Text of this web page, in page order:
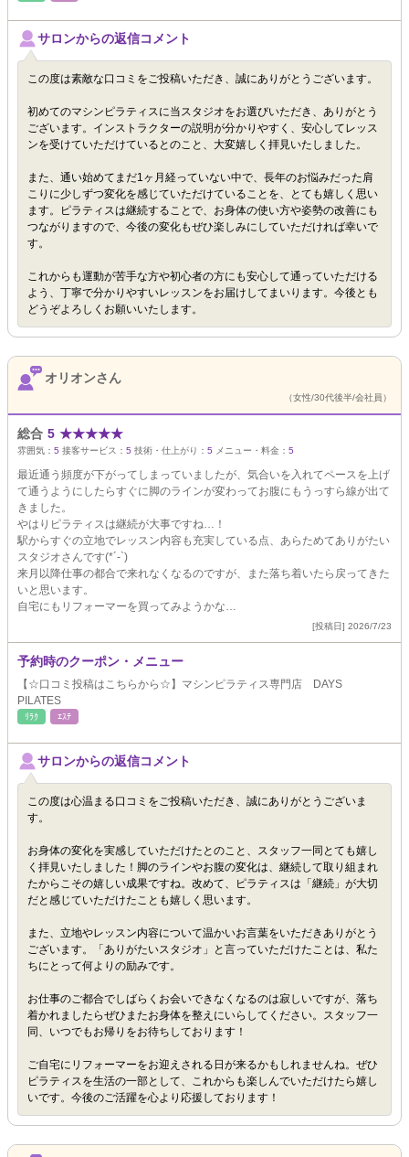
サロンからの返信コメント
この度は素敵な口コミをご投稿いただき、誠にありがとうございます。
初めてのマシンピラティスに当スタジオをお選びいただき、ありがとう
ございます。インストラクターの説明が分かりやすく、安心してレッス
ンを受けていただけているとのこと、大変嬉しく拝見いたしました。
また、通い始めてまだ1ヶ月経っていない中で、長年のお悩みだった肩
こりに少しずつ変化を感じていただけていることを、とても嬉しく思い
ます。ピラティスは継続することで、お身体の使い方や姿勢の改善にも
つながりますので、今後の変化もぜひ楽しみにしていただければ幸いで
す。
これからも運動が苦手な方や初心者の方にも安心して通っていただける
よう、丁寧で分かりやすいレッスンをお届けしてまいります。今後とも
どうぞよろしくお願いいたします。
オリオンさん
（女性/30代後半/会社員）
総合 5 ★★★★★
雰囲気： 5 接客サービス： 5 技術・仕上がり： 5 メニュー・料金： 5
最近通う頻度が下がってしまっていましたが、気合いを入れてペースを上げ
て通うようにしたらすぐに脚のラインが変わってお腹にもうっすら線が出て
きました。
やはりピラティスは継続が大事ですね…！
駅からすぐの立地でレッスン内容も充実している点、あらためてありがたい
スタジオさんです(*´-`)
来月以降仕事の都合で来れなくなるのですが、また落ち着いたら戻ってきた
いと思います。
自宅にもリフォーマーを買ってみようかな…
[投稿日] 2026/7/23
予約時のクーポン・メニュー
【☆口コミ投稿はこちらから☆】マシンピラティス専門店 DAYS
PILATES
ﾘﾗｸ ｴｽﾃ
サロンからの返信コメント
この度は心温まる口コミをご投稿いただき、誠にありがとうございま
す。
お身体の変化を実感していただけたとのこと、スタッフ一同とても嬉し
く拝見いたしました！脚のラインやお腹の変化は、継続して取り組まれ
たからこその嬉しい成果ですね。改めて、ピラティスは「継続」が大切
だと感じていただけたことも嬉しく思います。
また、立地やレッスン内容について温かいお言葉をいただきありがとう
ございます。「ありがたいスタジオ」と言っていただけたことは、私た
ちにとって何よりの励みです。
お仕事のご都合でしばらくお会いできなくなるのは寂しいですが、落ち
着かれましたらぜひまたお身体を整えにいらしてください。スタッフ一
同、いつでもお帰りをお待ちしております！
ご自宅にリフォーマーをお迎えされる日が来るかもしれませんね。ぜひ
ピラティスを生活の一部として、これからも楽しんでいただけたら嬉し
いです。今後のご活躍を心より応援しております！